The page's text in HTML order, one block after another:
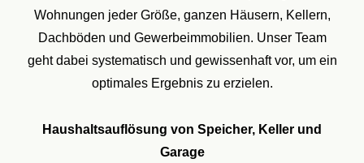
Wohnungen jeder Größe, ganzen Häusern, Kellern,
Dachböden und Gewerbeimmobilien. Unser Team
geht dabei systematisch und gewissenhaft vor, um ein
optimales Ergebnis zu erzielen.
Haushaltsauflösung von Speicher, Keller und
Garage